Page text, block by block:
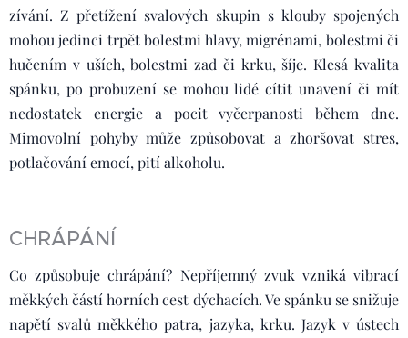
zívání. Z přetížení svalových skupin s klouby spojených
mohou jedinci trpět bolestmi hlavy, migrénami, bolestmi či
hučením v uších, bolestmi zad či krku, šíje. Klesá kvalita
spánku, po probuzení se mohou lidé cítit unavení či mít
nedostatek energie a pocit vyčerpanosti během dne.
Mimovolní pohyby může způsobovat a zhoršovat stres,
potlačování emocí, pití alkoholu.
CHRÁPÁNÍ
Co způsobuje chrápání? Nepříjemný zvuk vzniká vibrací
měkkých částí horních cest dýchacích. Ve spánku se snižuje
napětí svalů měkkého patra, jazyka, krku. Jazyk v ústech